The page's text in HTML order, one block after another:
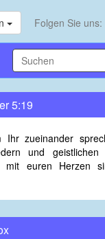
Folgen Sie uns:
5:19
Ihr zueinander
und
mit euren Herzen